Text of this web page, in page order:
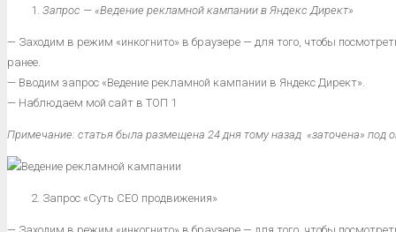
Запрос — «Ведение рекламной кампании в Яндекс Директ»
— Заходим в режим «инкогнито» в браузере — для того, чтобы
ранее.
— Вводим запрос «Ведение рекламной кампании в Яндекс Директ».
— Наблюдаем мой сайт в ТОП 1
Примечание: статья была размещена 24 дня тому назад «заточена» под
Запрос «Суть СЕО продвижения»